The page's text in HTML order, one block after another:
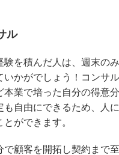
ル
験を積んだ人は、週末の
いかがでしょう！コンサ
本業で培った自分の得意
も自由にできるため、人
ができます。
で顧客を開拓し契約まで